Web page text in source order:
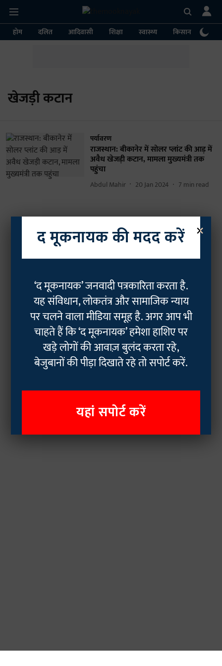
होम दलित आदिवासी शिक्षा स्वास्थ्य किसान
खेजड़ी कटान
पर्यावरण
राजस्थान: बीकानेर में सोलर प्लांट की आड़ में
अवैध खेजड़ी कटान, मामला मुख्यमंत्री तक
पहुंचा
Abdul Mahir 20 Jan 2024 7 min read
×
द मूकनायक की मदद करें
‘द मूकनायक’ जनवादी पत्रकारिता करता है.
यह संविधान, लोकतंत्र और सामाजिक न्याय
पर चलने वाला मीडिया समूह है. अगर आप भी
चाहते हैं कि ‘द मूकनायक’ हमेशा हाशिए पर
खड़े लोगों की आवाज़ बुलंद करता रहे,
बेजुबानों की पीड़ा दिखाते रहे तो सपोर्ट करें.
यहां सपोर्ट करें